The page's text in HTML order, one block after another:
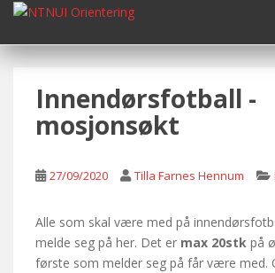
i
Innendørsfotball -
mosjonsøkt
27/09/2020 Tilla Farnes Hennum
Alle som skal være med på
melde seg på her. Det er max 20stk på
første som melder seg på får være med.